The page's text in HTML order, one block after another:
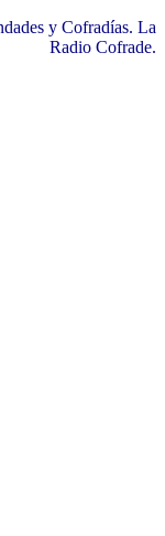
y Cofradías. La
Radio Cofrade.